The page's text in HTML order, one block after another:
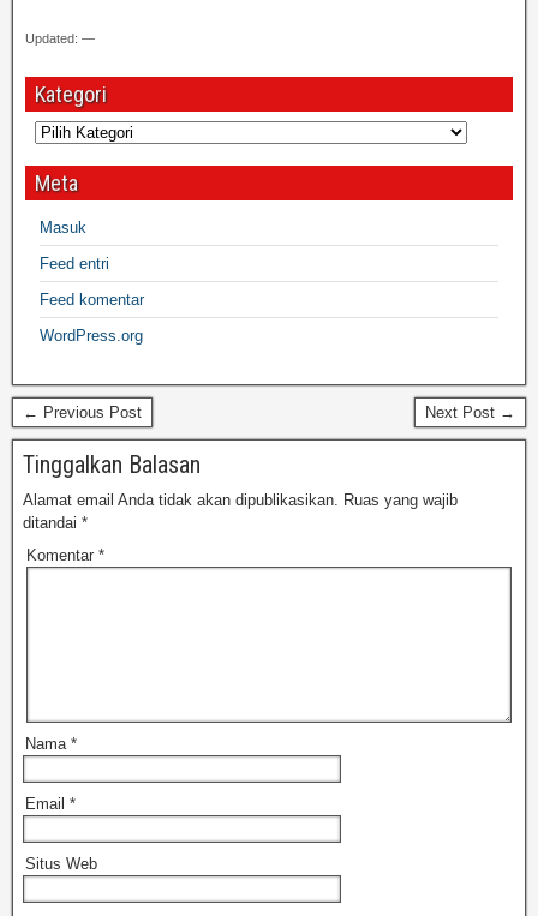
Updated: —
Kategori
Meta
Masuk
Feed entri
Feed komentar
WordPress.org
← Previous Post Next Post →
Tinggalkan Balasan
Alamat email Anda tidak akan dipublikasikan. Ruas yang wajib
ditandai *
Komentar *
Nama *
Email *
Situs Web